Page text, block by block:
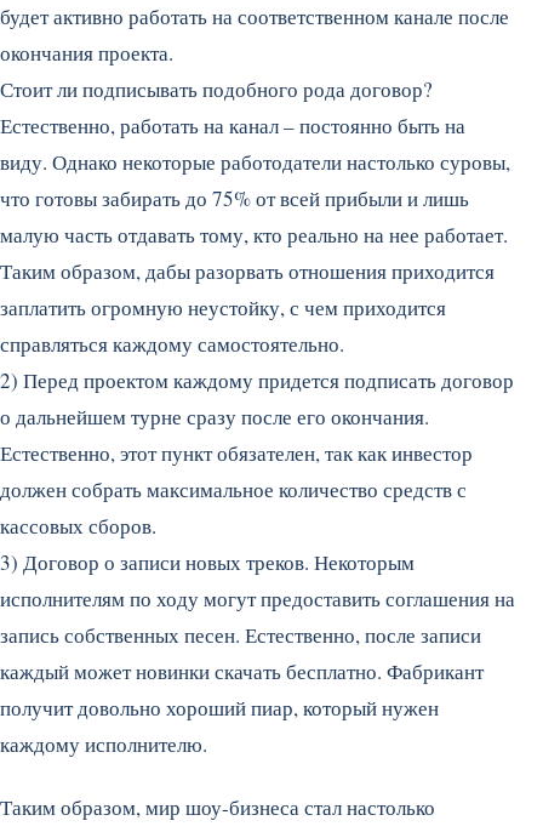
будет активно работать на соответственном канале после
окончания проекта.
Стоит ли подписывать подобного рода договор?
Естественно, работать на канал – постоянно быть на
виду. Однако некоторые работодатели настолько суровы,
что готовы забирать до 75% от всей прибыли и лишь
малую часть отдавать тому, кто реально на нее работает.
Таким образом, дабы разорвать отношения приходится
заплатить огромную неустойку, с чем приходится
справляться каждому самостоятельно.
2) Перед проектом каждому придется подписать договор
о дальнейшем турне сразу после его окончания.
Естественно, этот пункт обязателен, так как инвестор
должен собрать максимальное количество средств с
кассовых сборов.
3) Договор о записи новых треков. Некоторым
исполнителям по ходу могут предоставить соглашения на
запись собственных песен. Естественно, после записи
каждый может новинки скачать бесплатно. Фабрикант
получит довольно хороший пиар, который нужен
каждому исполнителю.
Таким образом, мир шоу-бизнеса стал настолько